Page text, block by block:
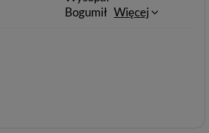
Bogumił Więcej